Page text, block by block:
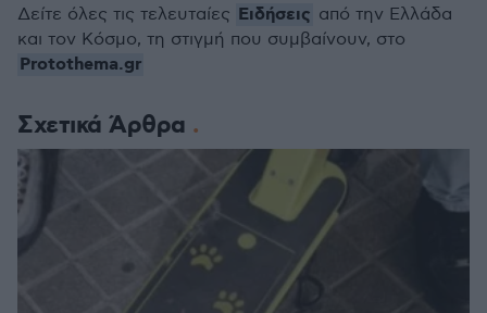
Σχετικά Άρθρα
Δείτε όλες τις τελευταίες Ειδήσεις από την Ελλάδα
και τον Κόσμο, τη στιγμή που συμβαίνουν, στο
Protothema.gr